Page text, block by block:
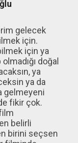
gelecek
için.
için ya
doğal
ya
ya da
gelmeyeni
fikir çok.
belirli
birini seçsen